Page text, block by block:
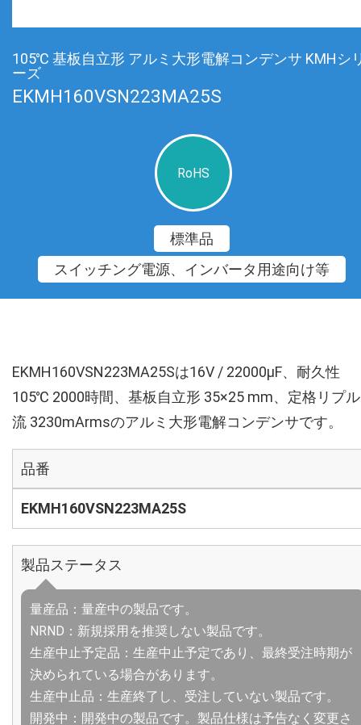
105℃ 基板自立形 アルミ大形電解コンデンサ KMHシ
ーズ
EKMH160VSN223MA25S
RoHS
標準品
スイッチング電源、インバータ用途向け等
EKMH160VSN223MA25Sは16V / 22000µF、耐久性
105℃ 2000時間、基板自立形 35×25 mm、定格リプ
流 3230mArmsのアルミ大形電解コンデンサです。
品番
EKMH160VSN223MA25S
製品ステータス
量産品：量産中の製品です。
NRND：新規採用を推奨しない製品です。
生産中止予定品：生産中止予定であり、最終受注時期が
決められている場合があります。
生産中止品：生産終了し、受注していない製品です。
開発中：開発中の製品です。製品仕様は予告なく変更さ